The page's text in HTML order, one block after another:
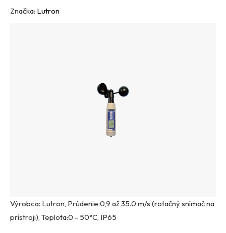
Výrobca: Lutron, Prúdenie:0,9 až 35.0 m/s (rotačný snímač na
prístroji), Teplota:0 - 50°C, IP65
Značka: Lutron